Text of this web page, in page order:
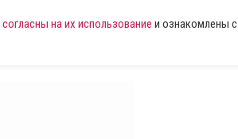
согласны на их использование и ознакомлены с